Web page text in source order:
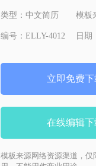
类型： 中文简历 模板
编号： ELLY-4012 日期
立即免费下
在线编辑下
模板来源网络资源渠道，仅